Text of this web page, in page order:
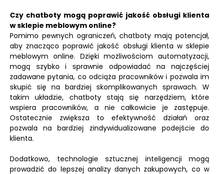
Czy chatboty mogą poprawić jakość obsługi klienta
w sklepie meblowym online?
Pomimo pewnych ograniczeń, chatboty mają potencjał,
aby znacząco poprawić jakość obsługi klienta w sklepie
meblowym online. Dzięki możliwościom automatyzacji,
mogą szybko i sprawnie odpowiadać na najczęściej
zadawane pytania, co odciąża pracowników i pozwala im
skupić się na bardziej skomplikowanych sprawach. W
takim układzie, chatboty stają się narzędziem, które
wspiera pracowników, a nie całkowicie je zastępuje.
Ostatecznie zwiększa to efektywność działań oraz
pozwala na bardziej zindywidualizowane podejście do
klienta.
Dodatkowo, technologie sztucznej inteligencji mogą
prowadzić do lepszej analizy danych zakupowych, co w